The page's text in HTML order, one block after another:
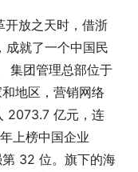
放之天时，借浙
成就了一个中国民
集团管理总部位于
地区，营销网络
2073.7 亿元，连
上榜中国企业
32 位。旗下的海